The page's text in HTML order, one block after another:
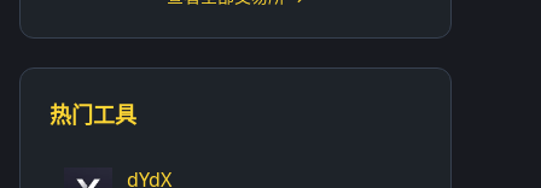
热门工具
dYdX